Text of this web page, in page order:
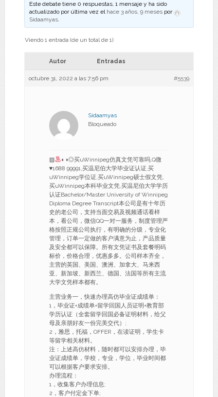
Este debate tiene 0 respuestas, 1 mensaje y ha sido
actualizado por última vez el hace 3 años, 9 meses por
Sidaamyas.
Viendo 1 entrada (de un total de 1)
Autor Entradas
octubre 31, 2022 a las 7:56 pm #5539
Sidaamyas
Bloqueado
▨
◐◑◎买uWinnipeg仿真文凭可靠吗,Q微
♥1688 99991,买温尼伯大学毕业证认证,买
uWinnipeg学位证,买uWinnipeg硕士假文凭,
买uWinnipeg本科毕业文凭,买温尼伯大学学历
认证Bachelor/Master University of Winnipeg
Diploma Degree Transcript本公司是有十年历
史的老公司，支持当面交易及视频通话看样
本，看公司，微信QQ一对一服务，制度管理严
格按照正规公司执行，有明确的分级，专业化
管理，订单一定做的客户满意为止，产品质量
及安全都可以保障。所有文凭证书及套餐明码
标价，价格合理，优惠多多。公司样本齐全，
主营的英国、美国、澳洲、加拿大、马来西
亚、新加坡、新西兰、德国、法国等所有主流
大学文凭样本都有。
主营业务一，快速办理高仿毕业证成绩单：
1，毕业证+成绩单+留学回国人员证明+教育部
学历认证（全套留学回国必备证明材料，给父
母及亲朋好友一份完美交代）;
2，雅思，托福，OFFER，在读证明，学生卡
等留学相关材料。
注：上述高仿材料，随时都可以安排办理，毕
业证成绩单，学校，专业，学位，毕业时间都
可以根据客户要求安排。
办理流程：
1，收集客户办理信息;
2，客户付定金下单;